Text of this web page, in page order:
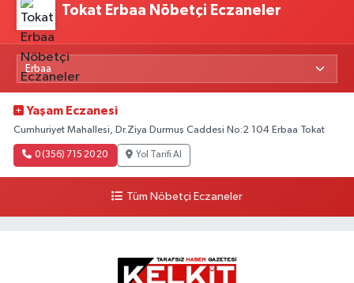
Tokat Erbaa Nöbetçi Eczaneler
Yaşam Eczanesi
Cumhuriyet Mahallesi, Dr.Ziya Durmuş Caddesi No:2 104 Erbaa Tokat
0 (356) 715 20 20 Yol Tarifi Al
Tüm Nöbetçi Eczaneler